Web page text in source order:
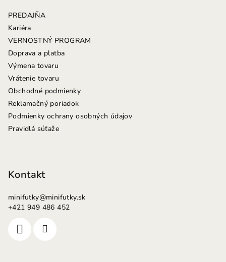
PREDAJŇA
Kariéra
VERNOSTNÝ PROGRAM
Doprava a platba
Výmena tovaru
Vrátenie tovaru
Obchodné podmienky
Reklamačný poriadok
Podmienky ochrany osobných údajov
Pravidlá súťaže
Kontakt
minifutky@minifutky.sk
+421 949 486 452